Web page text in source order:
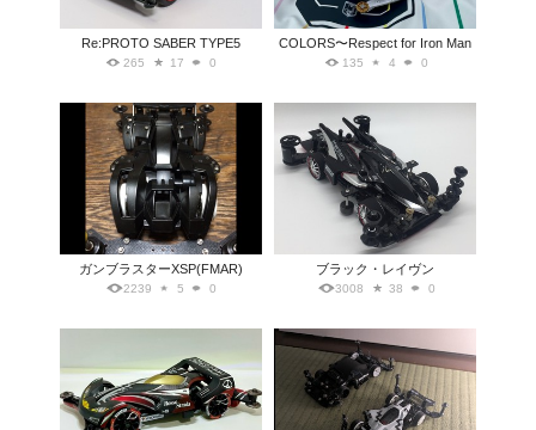
Re:PROTO SABER TYPE5
265 17 0
COLORS〜Respect for Iron Man
135 4 0
ガンブラスターXSP(FMAR)
2239 5 0
ブラック・レイヴン
3008 38 0